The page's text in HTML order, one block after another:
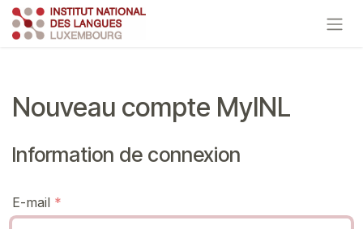
Se rendre au contenu
Nouveau compte MyINL
Information de connexion
E-mail